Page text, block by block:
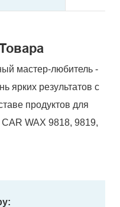
мастер-любитель -
ярких результатов с
продуктов для
WAX 9818, 9819,